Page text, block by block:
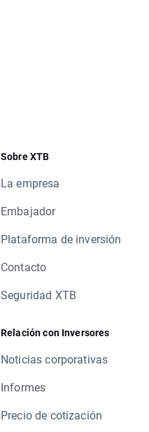
Sobre XTB
La empresa
Embajador
Plataforma de inversión
Contacto
Seguridad XTB
Relación con Inversores
Noticias corporativas
Informes
Precio de cotización